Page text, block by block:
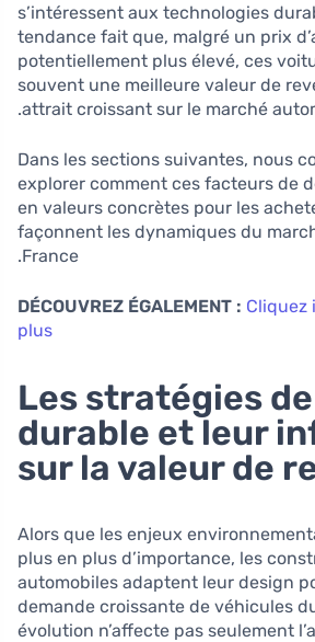
s’intéressent aux technologies
tendance fait que, malgré un prix
potentiellement plus élevé, ces
souvent une meilleure valeur de
attrait croissant sur le marché
Dans les sections suivantes, nous
explorer comment ces facteurs de
en valeurs concrètes pour les
façonnent les dynamiques du
France.
DÉCOUVREZ ÉGALEMENT : Cliquez
plus
Les stratégies
durable et leur
sur la valeur de
Alors que les enjeux
plus en plus d’importance, les
automobiles adaptent leur design
demande croissante de véhicules
évolution n’affecte pas seulement